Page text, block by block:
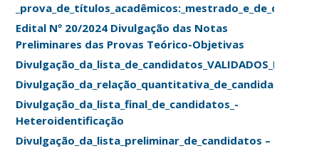
Edital Nº 20/2024 Divulgação das Notas
Preliminares das Provas Teórico-Objetivas
Divulgação_da_lista_de_candidatos_VALIDADOS_PCD_PPI
Divulgação_da_lista_final_de_candidatos_-
Heteroidentificação
Divulgação_da_lista_preliminar_de_candidatos –